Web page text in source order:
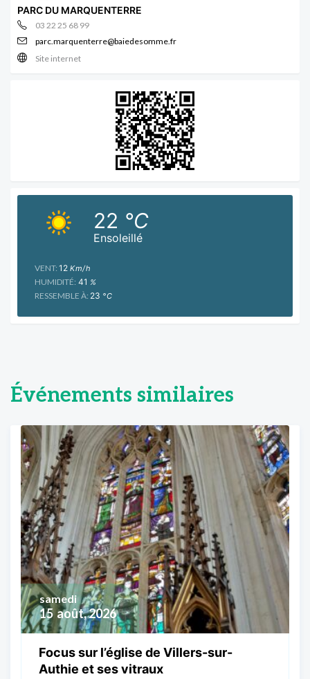
PARC DU MARQUENTERRE
03 22 25 68 99
parc.marquenterre@baiedesomme.fr
Site internet
Ensoleillé
22 °C
VENT: 12 Km/h
HUMIDITÉ: 41 %
RESSEMBLE À: 23 °C
Événements similaires
15 août, 2026
samedi
Focus sur l’église de Villers-sur-
Authie et ses vitraux